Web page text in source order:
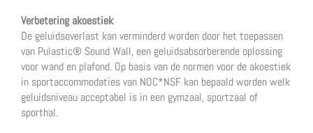
Verbetering akoestiek
De geluidsoverlast kan verminderd worden door het toepassen
van Pulastic® Sound Wall, een geluidsabsorberende oplossing
voor wand en plafond. Op basis van de normen voor de akoestiek
in sportaccommodaties van NOC*NSF kan bepaald worden welk
geluidsniveau acceptabel is in een gymzaal, sportzaal of
sporthal.